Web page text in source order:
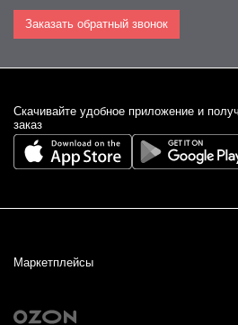
Заказать обратный звонок
Cкачивайте удобное приложение и
заказ
Маркетплейсы